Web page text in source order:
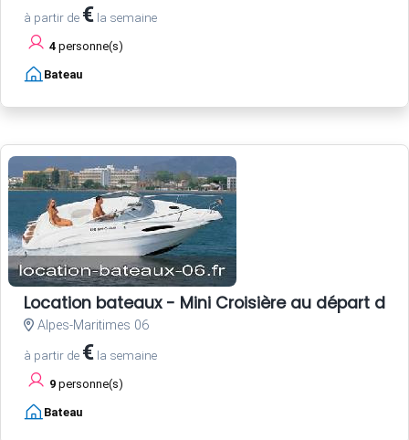
à partir de € la semaine
4 personne(s)
Bateau
Location bateaux - Mini Croisière au départ de
Alpes-Maritimes 06
à partir de € la semaine
9 personne(s)
Bateau